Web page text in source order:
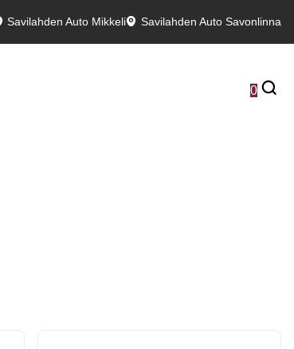
Savilahden Auto Mikkeli Savilahden Auto Savonlinna
0